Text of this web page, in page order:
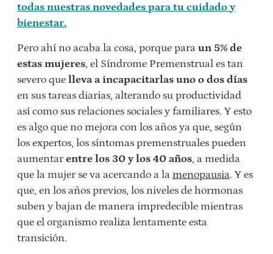
todas nuestras novedades para tu cuidado y
bienestar.
Pero ahí no acaba la cosa, porque para un 5% de
estas mujeres, el Síndrome Premenstrual es tan
severo que lleva a incapacitarlas uno o dos días
en sus tareas diarias, alterando su productividad
así como sus relaciones sociales y familiares. Y esto
es algo que no mejora con los años ya que, según
los expertos, los síntomas premenstruales pueden
aumentarentre los 30 y los 40 años, a medida
que la mujer se va acercando a la menopausia. Y es
que, en los años previos, los niveles de hormonas
suben y bajan de manera impredecible mientras
que el organismo realiza lentamente esta
transición.